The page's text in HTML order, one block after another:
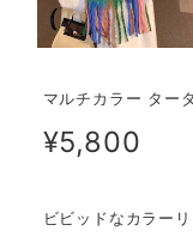
マルチカラー ター
¥5,800
ビビッドなカラー